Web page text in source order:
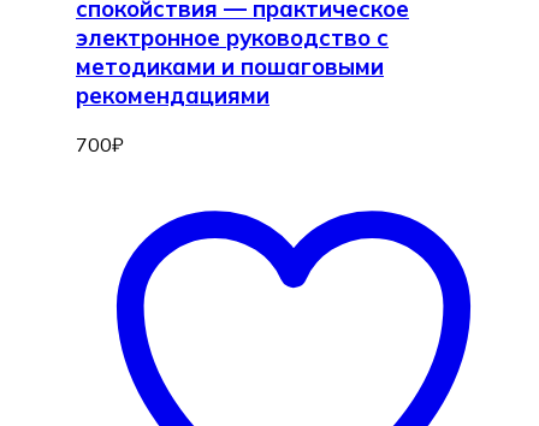
спокойствия — практическое
электронное руководство с
методиками и пошаговыми
рекомендациями
700₽